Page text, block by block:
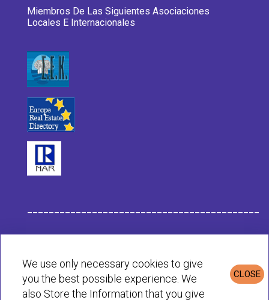
Miembros De Las Siguientes Asociaciones
Locales E Internacionales
Política de Privacidad & Cookies
CLOSE
We use only necessary cookies to give
you the best possible experience. We
also Store the Information that you give